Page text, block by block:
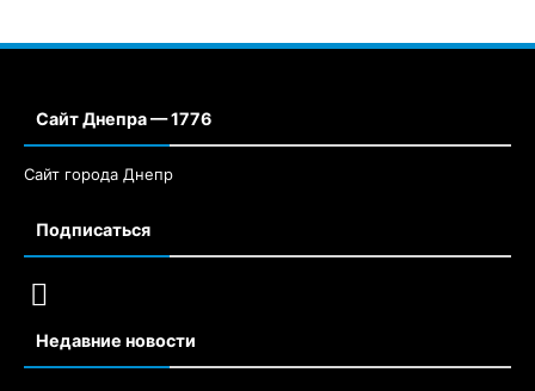
Сайт Днепра — 1776
Сайт города Днепр
Подписаться
Недавние новости